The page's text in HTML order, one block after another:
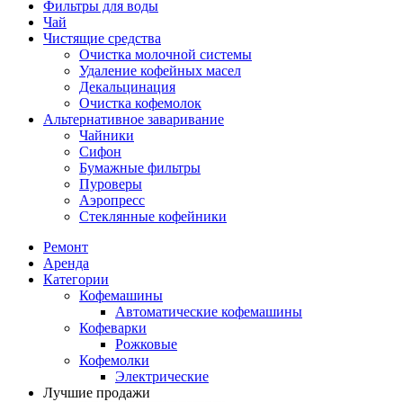
Фильтры для воды
Чай
Чистящие средства
Очистка молочной системы
Удаление кофейных масел
Декальцинация
Очистка кофемолок
Альтернативное заваривание
Чайники
Сифон
Бумажные фильтры
Пуроверы
Аэропресс
Стеклянные кофейники
Ремонт
Аренда
Категории
Кофемашины
Автоматические кофемашины
Кофеварки
Рожковые
Кофемолки
Электрические
Лучшие продажи